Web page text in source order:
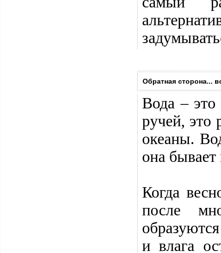
Обратная сторона...
Вода –
ручей, это
океаны.
она
Когда
после
и влага